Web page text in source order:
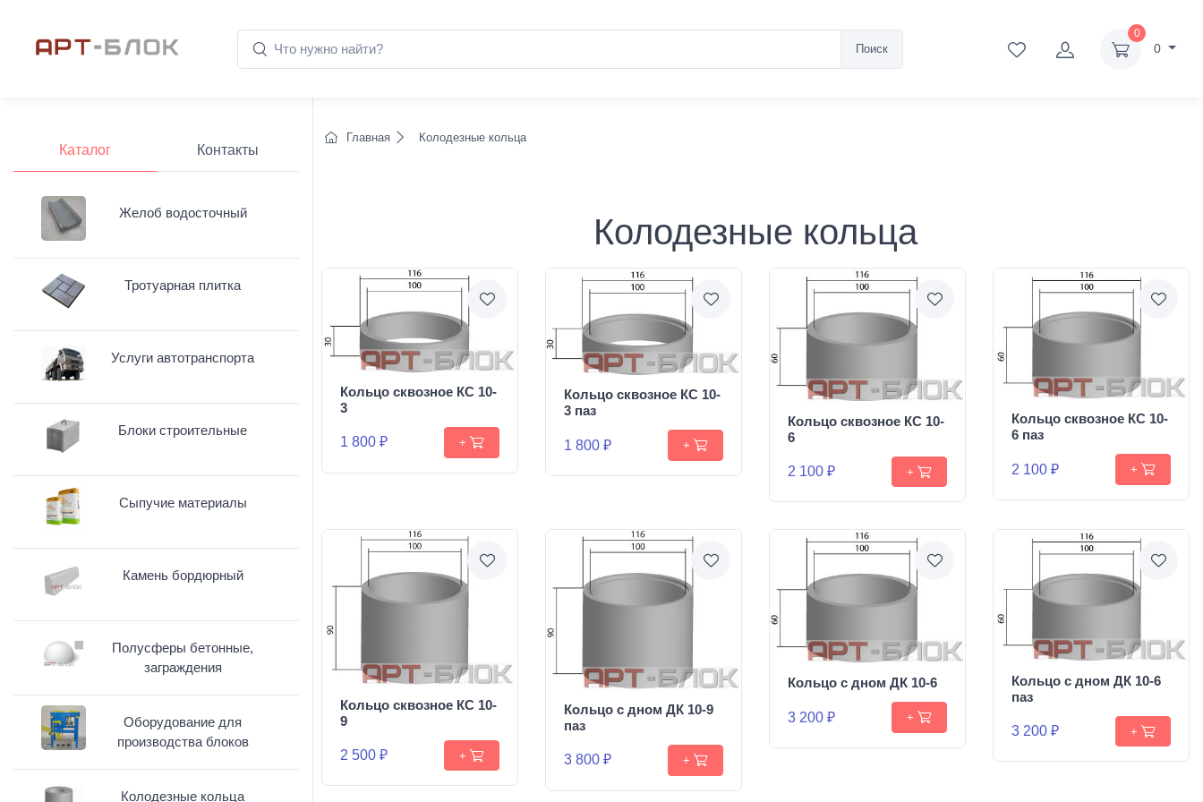
Поиск
0
0
Главная Колодезные кольца
Колодезные кольца
Кольцо сквозное КС 10-
3
1 800 ₽ +
Кольцо сквозное КС 10-
3 паз
1 800 ₽ +
Кольцо сквозное КС 10-
6
2 100 ₽ +
Кольцо сквозное КС 10-
6 паз
2 100 ₽ +
Кольцо сквозное КС 10-
9
2 500 ₽ +
Кольцо с дном ДК 10-9
паз
3 800 ₽ +
Кольцо с дном ДК 10-6
3 200 ₽ +
Кольцо с дном ДК 10-6
паз
3 200 ₽ +
Каталог Контакты
Желоб водосточный
Тротуарная плитка
Услуги автотранспорта
Блоки строительные
Сыпучие материалы
Камень бордюрный
Полусферы бетонные,
заграждения
Оборудование для
производства блоков
Колодезные кольца